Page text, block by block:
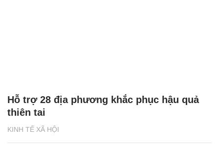
KINH TẾ XÃ HỘI
Hỗ trợ 28 địa phương khắc phục hậu quả
thiên tai